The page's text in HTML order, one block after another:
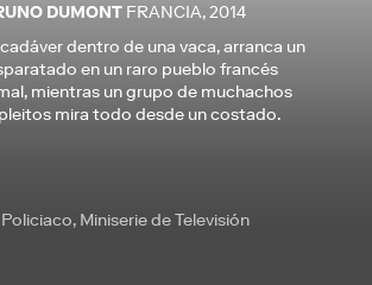
DUMONT FRANCIA,2014
dentro de una vaca, arranca un
en un raro pueblo francés
mientras un grupo de muchachos
mira todo desde un costado.
Miniserie de Televisión